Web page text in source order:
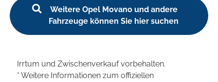
Weitere Opel Movano und andere
Fahrzeuge können Sie hier suchen
Irrtum und Zwischenverkauf vorbehalten.
* Weitere Informationen zum offiziellen